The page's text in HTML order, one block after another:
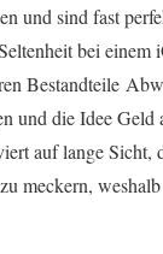
und sind fast
bei einem
Bestandteile
und die Idee Geld
auf lange Sicht,
meckern,